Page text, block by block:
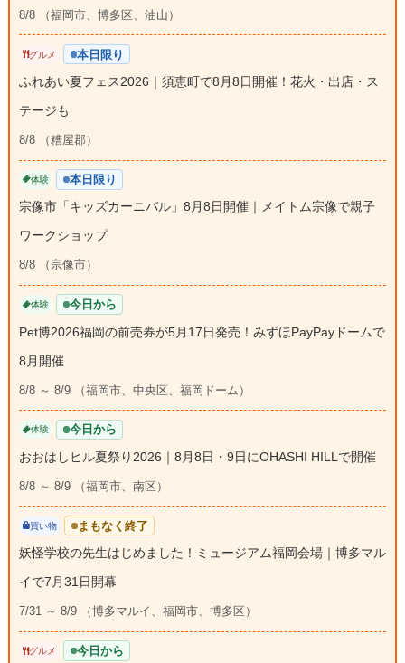
8/8 （福岡市、博多区、油山）
グルメ 本日限り
ふれあい夏フェス2026｜須恵町で8月8日開催！花火・出店・ス
テージも
8/8 （糟屋郡）
体験 本日限り
宗像市「キッズカーニバル」8月8日開催｜メイトム宗像で親子
ワークショップ
8/8 （宗像市）
体験 今日から
Pet博2026福岡の前売券が5月17日発売！みずほPayPayドームで
8月開催
8/8 ～ 8/9 （福岡市、中央区、福岡ドーム）
体験 今日から
おおはしヒル夏祭り2026｜8月8日・9日にOHASHI HILLで開催
8/8 ～ 8/9 （福岡市、南区）
買い物 まもなく終了
妖怪学校の先生はじめました！ミュージアム福岡会場｜博多マル
イで7月31日開幕
7/31 ～ 8/9 （博多マルイ、福岡市、博多区）
グルメ 今日から